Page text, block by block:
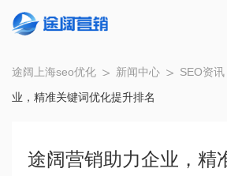
途阔上海seo优化 新闻中心 SEO资讯
业，精准关键词优化提升排名
途阔营销助力企业，精